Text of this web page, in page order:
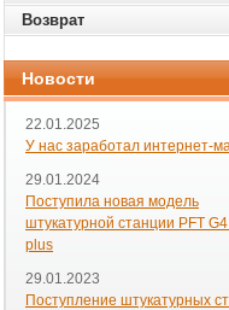
Возврат
Новости
22.01.2025
У нас заработал интернет-
29.01.2024
Поступила новая модель
штукатурной станции PFT
plus
29.01.2023
Поступление штукатурных